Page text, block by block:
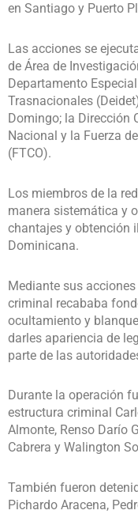
en Santiago y Puerto
Las acciones se
de Área de
Departamento
Trasnacionales
Domingo; la Dirección
Nacional y la Fuerza
(FTCO).
Los miembros de la
manera sistemática y
chantajes y obtención
Dominicana.
Mediante sus
criminal recababa
ocultamiento y
darles apariencia de
parte de las
Durante la operación
estructura criminal
Almonte, Renso Darío
Cabrera y Walington
También fueron
Pichardo Aracena,